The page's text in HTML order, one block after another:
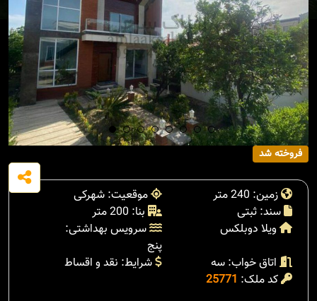
فروخته شد
زمین: 240 متر
موقعیت: شهرکی
سند: ثبتی
بنا: 200 متر
ویلا دوبلکس
سرویس بهداشتی:
پنج
اتاق خواب: سه
شرایط: نقد و اقساط
کد ملک: 25771